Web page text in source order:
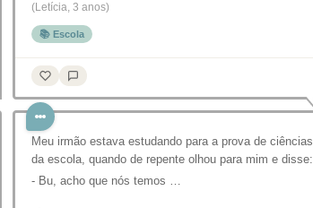
(Letícia, 3 anos)
📚 Escola
Meu irmão estava estudando para a prova de ciências
da escola, quando de repente olhou para mim e disse:
- Bu, acho que nós temos …